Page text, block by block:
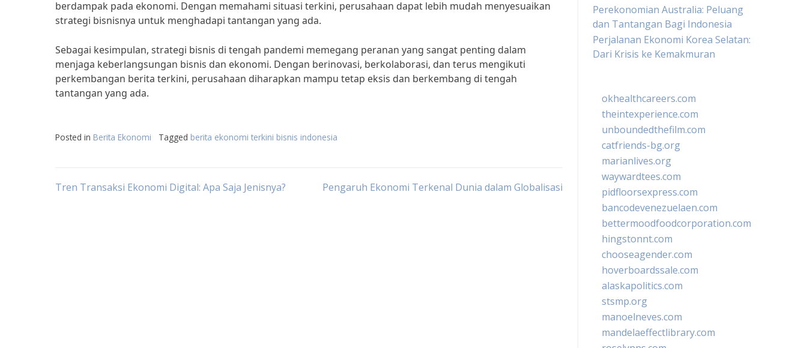
berdampak pada ekonomi. Dengan memahami situasi terkini, perusahaan dapat lebih mudah menyesuaikan
strategi bisnisnya untuk menghadapi tantangan yang ada.
Sebagai kesimpulan, strategi bisnis di tengah pandemi memegang peranan yang sangat penting dalam
menjaga keberlangsungan bisnis dan ekonomi. Dengan berinovasi, berkolaborasi, dan terus mengikuti
perkembangan berita terkini, perusahaan diharapkan mampu tetap eksis dan berkembang di tengah
tantangan yang ada.
Posted in Berita Ekonomi Tagged berita ekonomi terkini bisnis indonesia
Post
Tren Transaksi Ekonomi Digital: Apa Saja Jenisnya? Pengaruh Ekonomi Terkenal Dunia dalam Globalisasi
Perekonomian Australia: Peluang
dan Tantangan Bagi Indonesia
Perjalanan Ekonomi Korea Selatan:
Dari Krisis ke Kemakmuran
okhealthcareers.com
theintexperience.com
unboundedthefilm.com
catfriends-bg.org
marianlives.org
waywardtees.com
pidfloorsexpress.com
bancodevenezuelaen.com
bettermoodfoodcorporation.com
hingstonnt.com
chooseagender.com
hoverboardssale.com
alaskapolitics.com
stsmp.org
manoelneves.com
mandelaeffectlibrary.com